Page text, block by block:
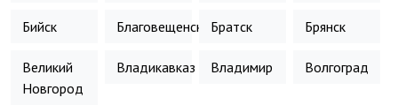
Бийск Благовещенск Братск Брянск
Великий
Новгород
Владикавказ Владимир Волгоград